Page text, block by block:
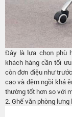
Đây là lựa chọn phù
khách hàng cần tối
còn đơn điệu như
cao và đệm ngồi khá
thường tốt hơn so với
2. Ghế văn phòng